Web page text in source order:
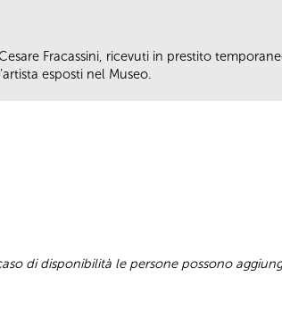
Fracassini, ricevuti in prestito
esposti nel Museo.
di disponibilità le persone possono